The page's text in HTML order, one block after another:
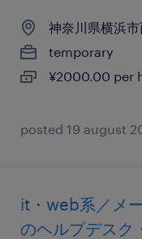
神奈川県横浜
temporary
¥2000.00 per
posted 19 august
it・web系／メ
のヘルプデスク